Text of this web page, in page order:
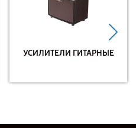
УСИЛИТЕЛИ ГИТАРНЫЕ